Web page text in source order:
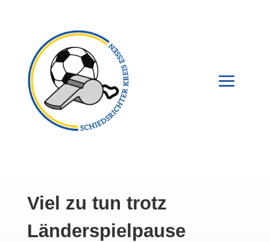
Viel zu tun trotz
Länderspielpause